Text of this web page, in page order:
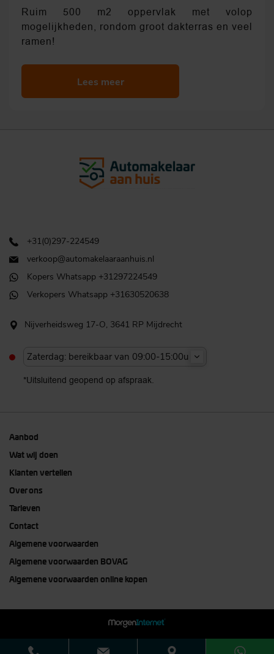
Ruim 500 m2 oppervlak met volop
mogelijkheden, rondom groot dakterras en veel
ramen!
Lees meer
+31(0)297-224549
verkoop@automakelaaraanhuis.nl
Kopers Whatsapp +31297224549
Verkopers Whatsapp +31630520638
Nijverheidsweg 17-O, 3641 RP Mijdrecht
Zaterdag: bereikbaar van 09:00-15:00u
*Uitsluitend geopend op afspraak.
Aanbod
Wat wij doen
Klanten vertellen
Over ons
Tarieven
Contact
Algemene voorwaarden
Algemene voorwaarden BOVAG
Algemene voorwaarden online kopen